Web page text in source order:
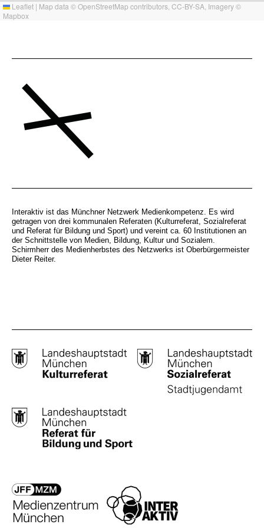
Leaflet | Map data ©OpenStreetMap contributors, CC-BY-SA , Imagery ©
Mapbox
Interaktiv ist das Münchner Netzwerk Medienkompetenz. Es wird
getragen von drei kommunalen Referaten (Kulturreferat, Sozialreferat
und Referat für Bildung und Sport) und vereint ca. 60 Institutionen an
der Schnittstelle von Medien, Bildung, Kultur und Sozialem.
Schirmherr des Medienherbstes des Netzwerks ist Oberbürgermeister
Dieter Reiter.